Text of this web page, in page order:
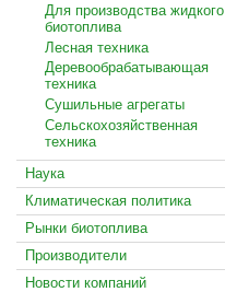
Для производства жидкого
биотоплива
Лесная техника
Деревообрабатывающая
техника
Сушильные агрегаты
Сельскохозяйственная
техника
Наука
Климатическая политика
Рынки биотоплива
Производители
Новости компаний